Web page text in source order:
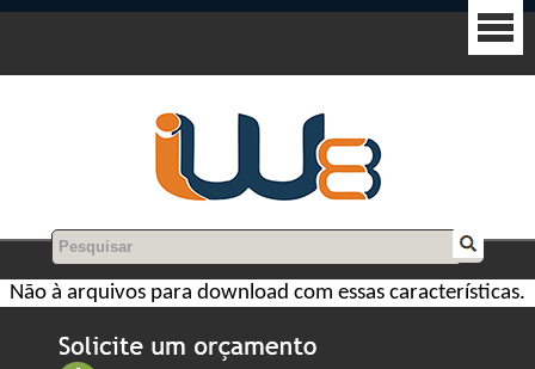
Não à arquivos para download com essas características.